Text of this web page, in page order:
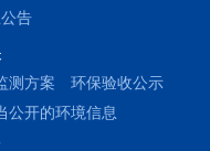
告
测方案
环保验收公示
公开的环境信息